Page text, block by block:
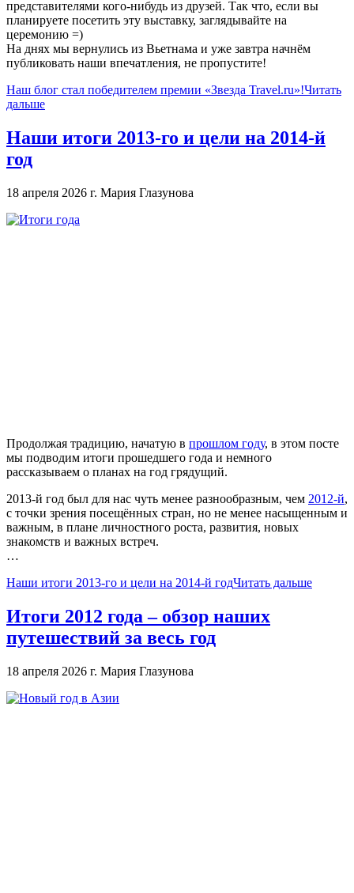
представителями кого-нибудь из друзей. Так что, если вы
планируете посетить эту выставку, заглядывайте на
церемонию =)
На днях мы вернулись из Вьетнама и уже завтра начнём
публиковать наши впечатления, не пропустите!
Наш блог стал победителем премии «Звезда Travel.ru»!Читать
дальше
Наши итоги 2013-го и цели на 2014-й
год
18 апреля 2026 г. Мария Глазунова
Продолжая традицию, начатую в прошлом году, в этом посте
мы подводим итоги прошедшего года и немного
рассказываем о планах на год грядущий.
2013-й год был для нас чуть менее разнообразным, чем 2012-й,
с точки зрения посещённых стран, но не менее насыщенным и
важным, в плане личностного роста, развития, новых
знакомств и важных встреч.
…
Наши итоги 2013-го и цели на 2014-й годЧитать дальше
Итоги 2012 года – обзор наших
путешествий за весь год
18 апреля 2026 г. Мария Глазунова